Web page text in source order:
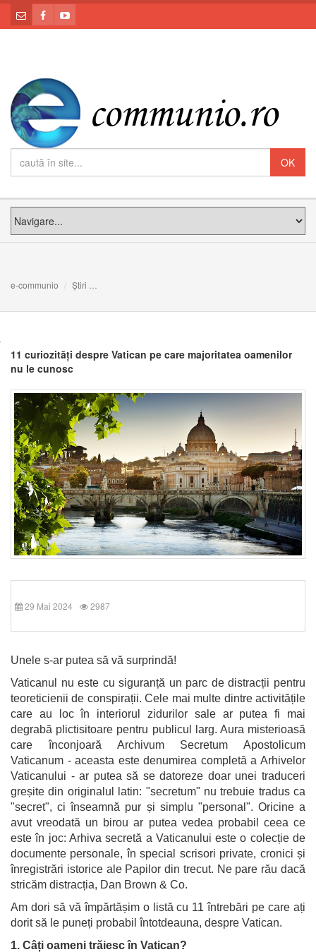
e-communio Știri
11 curiozități despre Vatican pe care majoritatea oamenilor
nu le cunosc
29 Mai 2024 2987
Unele s-ar putea să vă surprindă!
Vaticanul nu este cu siguranță un parc de distracții pentru
teoreticienii de conspirații. Cele mai multe dintre activitățile
care au loc în interiorul zidurilor sale ar putea fi mai
degrabă plictisitoare pentru publicul larg. Aura misterioasă
care înconjoară Archivum Secretum Apostolicum
Vaticanum - aceasta este denumirea completă a Arhivelor
Vaticanului - ar putea să se datoreze doar unei traduceri
greșite din originalul latin: "secretum" nu trebuie tradus ca
"secret", ci înseamnă pur și simplu "personal". Oricine a
avut vreodată un birou ar putea vedea probabil ceea ce
este în joc: Arhiva secretă a Vaticanului este o colecție de
documente personale, în special scrisori private, cronici și
înregistrări istorice ale Papilor din trecut. Ne pare rău dacă
stricăm distracția, Dan Brown & Co.
Am dori să vă împărtășim o listă cu 11 întrebări pe care ați
dorit să le puneți probabil întotdeauna, despre Vatican.
1. Câți oameni trăiesc în Vatican?